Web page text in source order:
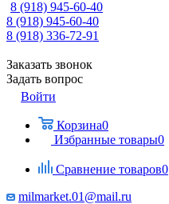
8 (918) 945-60-40
8 (918) 945-60-40
8 (918) 336-72-91
Заказать звонок
Задать вопрос
Войти
Корзина0
Избранные товары0
Сравнение товаров0
milmarket.01@mail.ru